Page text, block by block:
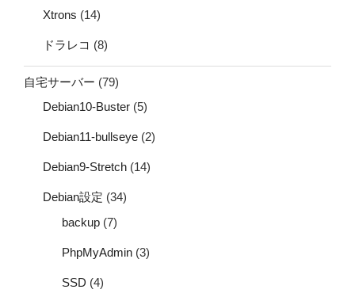
Xtrons (14)
ドラレコ (8)
自宅サーバー (79)
Debian10-Buster (5)
Debian11-bullseye (2)
Debian9-Stretch (14)
Debian設定 (34)
backup (7)
PhpMyAdmin (3)
SSD (4)